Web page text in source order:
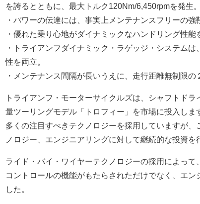
を誇るとともに、最大トルク120Nm/6,450rpmを発生。
・パワーの伝達には、事実上メンテナンスフリーの強
・優れた乗り心地がダイナミックなハンドリング性能
・トライアンフダイナミック・ラゲッジ・システム
性を両立。
・メンテナンス間隔が長いうえに、走行距離無制限の
トライアンフ・モーターサイクルズは、シャフトド
量ツーリングモデル「トロフィー」を市場に投入しま
多くの注目すべきテクノロジーを採用していますが
ノロジー、エンジニアリングに対して継続的な投資を
ライド・バイ・ワイヤーテクノロジーの採用によっ
コントロールの機能がもたらされただけでなく、エ
した。